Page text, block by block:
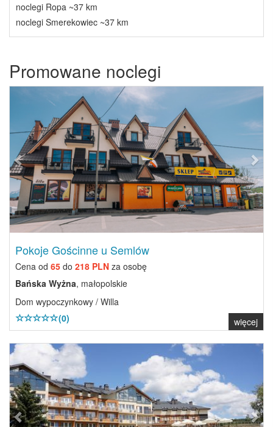
noclegi Ropa ~37 km
noclegi Smerekowiec ~37 km
Promowane noclegi
Previous Next
Pokoje Gościnne u Semlów
Cena od 65 do 218 PLN za osobę
Bańska Wyżna, małopolskie
Dom wypoczynkowy / Willa
(0)
więcej
Previous Next